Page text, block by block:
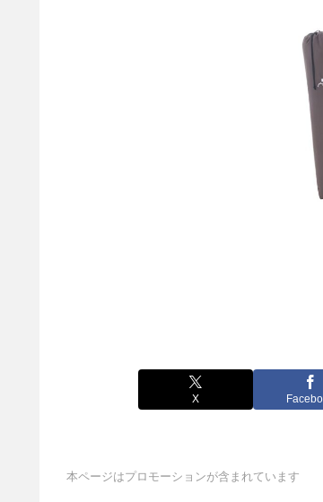
X
本ページはプロモーションが含まれています